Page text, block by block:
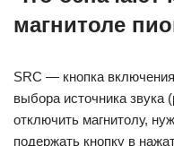
магнитоле
SRC — кнопка
выбора источника звука
отключить магнитолу,
подержать кнопку в